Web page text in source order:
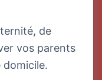
de
vos parents
domicile.